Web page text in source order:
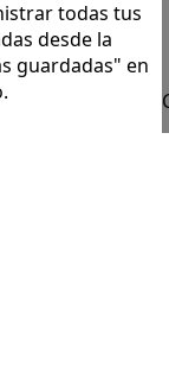
todas tus
desde la
guardadas" en